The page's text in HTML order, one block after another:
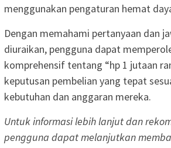
menggunakan pengaturan hemat
Dengan memahami pertanyaan dan
diuraikan, pengguna dapat
komprehensif tentang “hp 1 jutaan
keputusan pembelian yang tepat
kebutuhan dan anggaran mereka.
Untuk informasi lebih lanjut dan
pengguna dapat melanjutkan